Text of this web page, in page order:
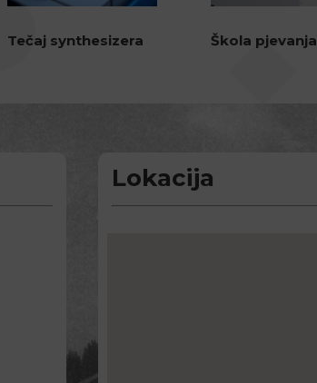
Tečaj synthesizera Škola pjevanja
Lokacija